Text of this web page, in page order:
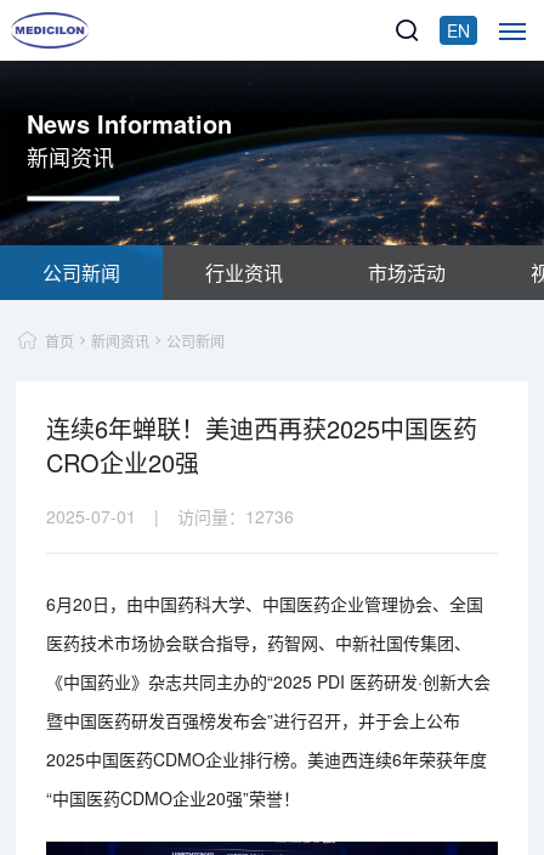
EN
News Information
新闻资讯
公司新闻 行业资讯 市场活动
首页 新闻资讯 公司新闻
连续6年蝉联！美迪西再获2025中国医药
CRO企业20强
2025-07-01 | 访问量： 12736
6月20日，由中国药科大学、中国医药企业管理协会、全国
医药技术市场协会联合指导，药智网、中新社国传集团、
《中国药业》杂志共同主办的“2025 PDI 医药研发·创新大会
暨中国医药研发百强榜发布会”进行召开，并于会上公布
2025中国医药CDMO企业排行榜。美迪西连续6年荣获年度
“中国医药CDMO企业20强”荣誉！